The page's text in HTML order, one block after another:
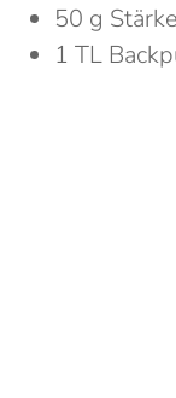
50 g Stärke
1 TL